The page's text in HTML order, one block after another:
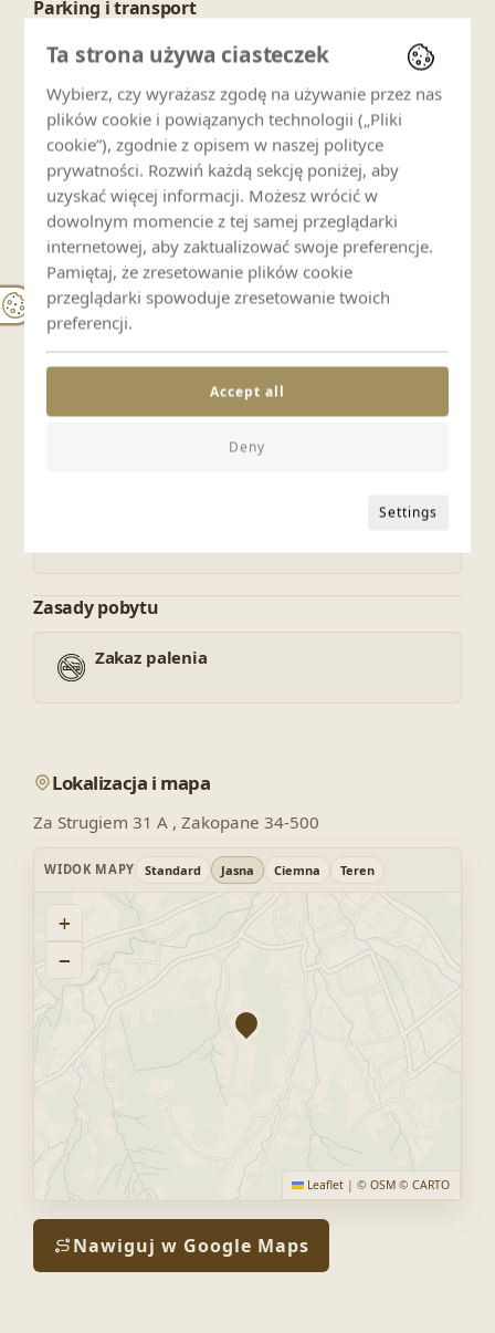
Parking i transport
Parking prywatny
Dla rodzin
Łóżeczko dziecięce (odpłatnie)
Strefa zabaw dla dzieci
Zwierzęta
Zwierzęta zabronione
Zasady pobytu
Zakaz palenia
Lokalizacja i mapa
Za Strugiem 31 A , Zakopane 34-500
WIDOK MAPY Standard Jasna Ciemna Teren
+
−
Leaflet | © OSM© CARTO
Nawiguj w Google Maps
Ta strona używa ciasteczek
Wybierz, czy wyrażasz zgodę na używanie przez nas
plików cookie i powiązanych technologii („Pliki
cookie”), zgodnie z opisem w naszej polityce
prywatności. Rozwiń każdą sekcję poniżej, aby
uzyskać więcej informacji. Możesz wrócić w
dowolnym momencie z tej samej przeglądarki
internetowej, aby zaktualizować swoje preferencje.
Pamiętaj, że zresetowanie plików cookie
przeglądarki spowoduje zresetowanie twoich
preferencji.
Settings
Deny
Accept all